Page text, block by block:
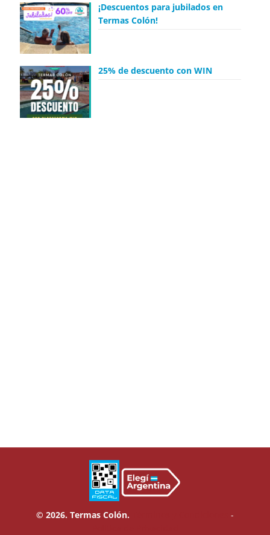
¡Descuentos para jubilados en
Termas Colón!
25% de descuento con WIN
© 2026. Termas Colón.
-